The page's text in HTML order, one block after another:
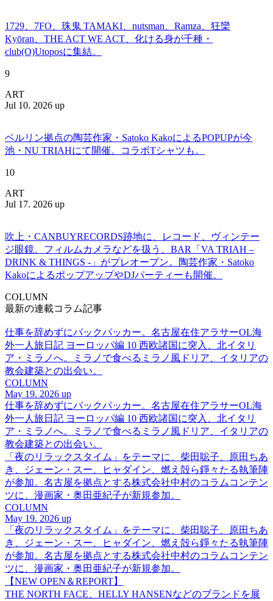
1729、7FO、珠鬼 TAMAKI、nutsman、Ramza、狂欒
Kyōran、THE ACT WE ACT、化ける身が千種・
club(O)Utoposに集結。
9
ART
Jul 10. 2026 up
ベルリン拠点の陶芸作家・Satoko KakoによるPOPUPが今
池・NU TRIAHにて開催。コラボTシャツも。
10
ART
Jul 17. 2026 up
吹上・CANBUYRECORDS跡地に、レコード、ヴィンテー
ジ眼鏡、フィルムカメラなどを扱う、BAR「VA TRIAH –
DRINK & THINGS -」がプレオープン。陶芸作家・Satoko
KakoによるポップアップやDJパーティーも開催。
COLUMN
最新の連載コラム記事
仕事を辞めずにバックパッカー。名古屋在住アラサーOL海
外一人旅日記 ヨーロッパ編 10 西欧諸国に突入、北イタリ
ア・ミラノへ。ミラノで食べるミラノ風ドリア、イタリアの
教会建築との出会い。
COLUMN
May 19. 2026 up
仕事を辞めずにバックパッカー。名古屋在住アラサーOL海
外一人旅日記 ヨーロッパ編 10 西欧諸国に突入、北イタリ
ア・ミラノへ。ミラノで食べるミラノ風ドリア、イタリアの
教会建築との出会い。
「夜のリラックスタイム」をテーマに、柴田聡子、原田ちあ
き、ジェーン・スー、ヒャダイン、燃え殻ら錚々たる執筆陣
が参加。名古屋を拠点とする株式会社中村のコラムコンテン
ツに、漫画家・奥田亜紀子が新規参加。
COLUMN
May 19. 2026 up
「夜のリラックスタイム」をテーマに、柴田聡子、原田ちあ
き、ジェーン・スー、ヒャダイン、燃え殻ら錚々たる執筆陣
が参加。名古屋を拠点とする株式会社中村のコラムコンテン
ツに、漫画家・奥田亜紀子が新規参加。
【NEW OPEN＆REPORT】
THE NORTH FACE、HELLY HANSENなどのブランドを展